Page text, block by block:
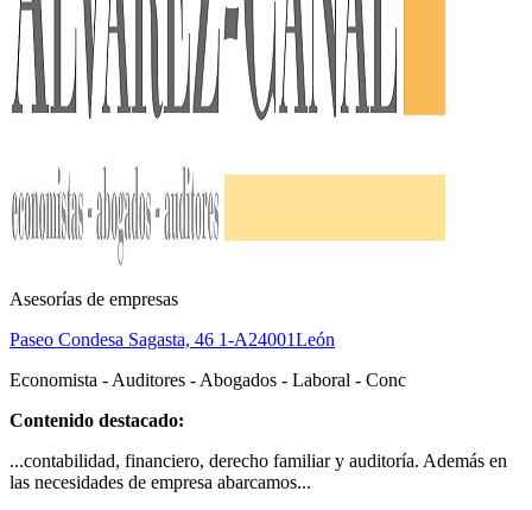
Asesorías de empresas
Paseo Condesa Sagasta, 46 1-A24001León
Economista - Auditores - Abogados - Laboral - Conc
Contenido destacado:
...contabilidad, financiero, derecho familiar y auditoría. Además en
las necesidades de empresa abarcamos...